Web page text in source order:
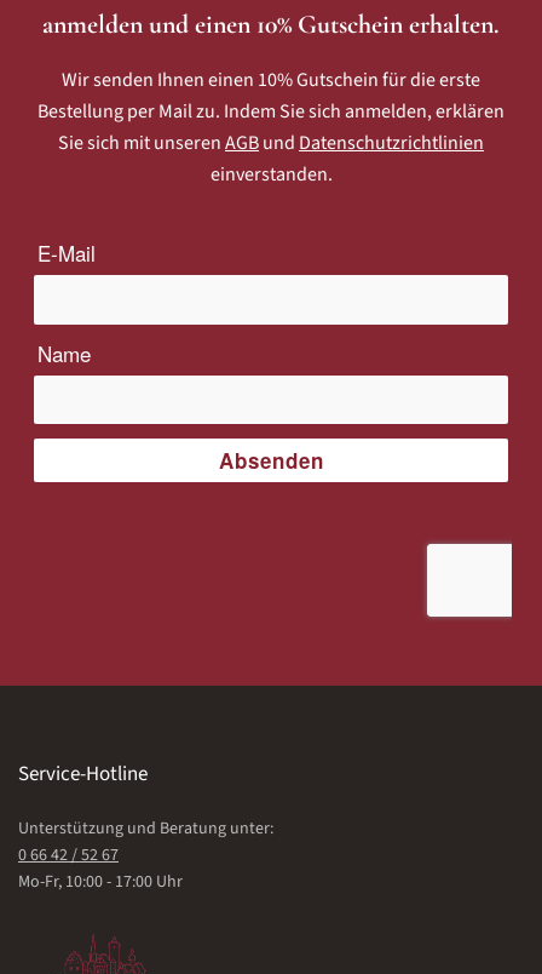
anmelden und einen 10% Gutschein erhalten.
Wir senden Ihnen einen 10% Gutschein für die erste
Bestellung per Mail zu. Indem Sie sich anmelden, erklären
Sie sich mit unserenAGBund Datenschutzrichtlinien
einverstanden.
Service-Hotline
Unterstützung und Beratung unter:
0 66 42 / 52 67
Mo-Fr, 10:00 - 17:00 Uhr